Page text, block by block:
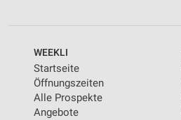
WEEKLI
Startseite
Öffnungszeiten
Alle Prospekte
Angebote